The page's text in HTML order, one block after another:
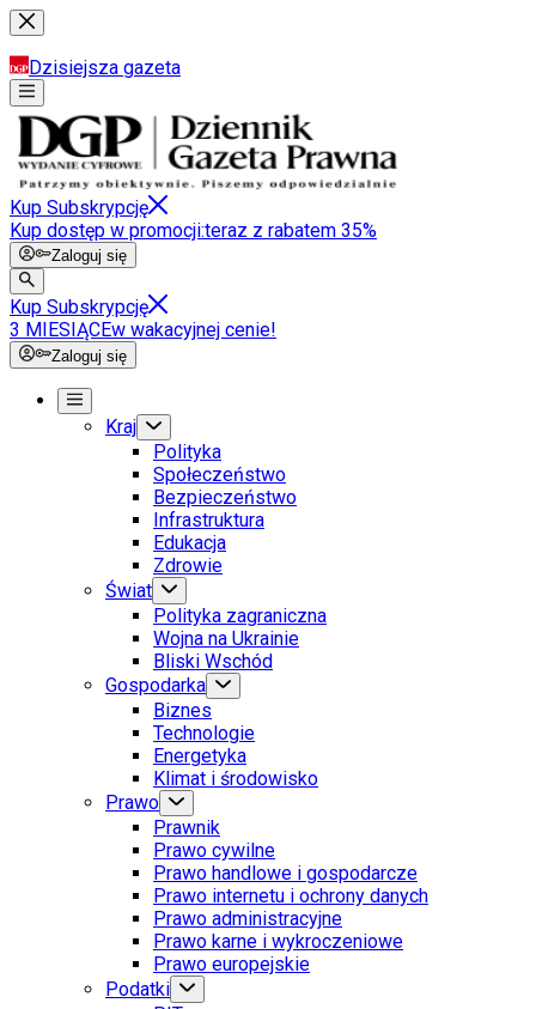
Dzisiejsza gazeta
Kup Subskrypcję
Kup dostęp w promocji:teraz z rabatem 35%
Zaloguj się
Kup Subskrypcję
3 MIESIĄCEw wakacyjnej cenie!
Zaloguj się
Kraj
Polityka
Społeczeństwo
Bezpieczeństwo
Infrastruktura
Edukacja
Zdrowie
Świat
Polityka zagraniczna
Wojna na Ukrainie
Bliski Wschód
Gospodarka
Biznes
Technologie
Energetyka
Klimat i środowisko
Prawo
Prawnik
Prawo cywilne
Prawo handlowe i gospodarcze
Prawo internetu i ochrony danych
Prawo administracyjne
Prawo karne i wykroczeniowe
Prawo europejskie
Podatki